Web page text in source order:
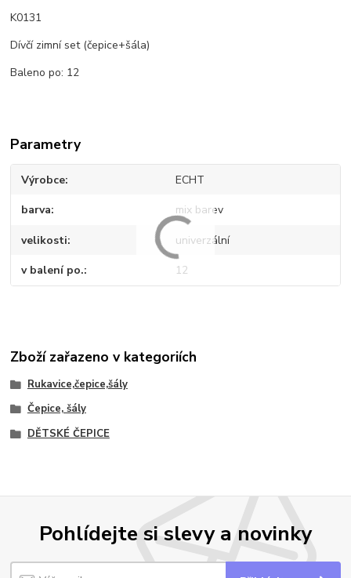
K0131
Dívčí zimní set (čepice+šála)
Baleno po: 12
Parametry
Výrobce ECHT
barva mix barev
velikosti univerzální
v balení po. 12
Zboží zařazeno v kategoriích
Rukavice,čepice,šály
Čepice, šály
DĚTSKÉ ČEPICE
Pohlídejte si slevy a novinky